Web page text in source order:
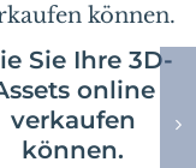
Sie Ihre 3D-
online
verkaufen
können.